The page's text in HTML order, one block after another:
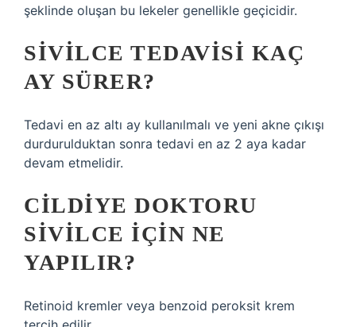
şeklinde oluşan bu lekeler genellikle geçicidir.
SIVILCE TEDAVISI KAÇ
AY SÜRER?
Tedavi en az altı ay kullanılmalı ve yeni akne çıkışı
durdurulduktan sonra tedavi en az 2 aya kadar
devam etmelidir.
CILDIYE DOKTORU
SIVILCE IÇIN NE
YAPILIR?
Retinoid kremler veya benzoid peroksit krem ​​